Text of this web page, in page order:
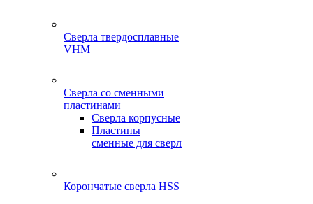
Сверла твердосплавные
VHM
Сверла со сменными
пластинами
Сверла корпусные
Пластины
сменные для сверл
Корончатые сверла HSS